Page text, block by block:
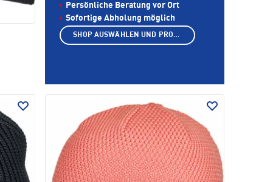
Persönliche Beratung vor Ort
Sofortige Abholung möglich
SHOP AUSWÄHLEN UND PRODUKTE ANZEIGEN